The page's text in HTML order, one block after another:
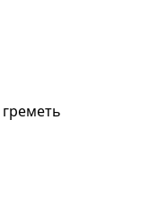
греметь